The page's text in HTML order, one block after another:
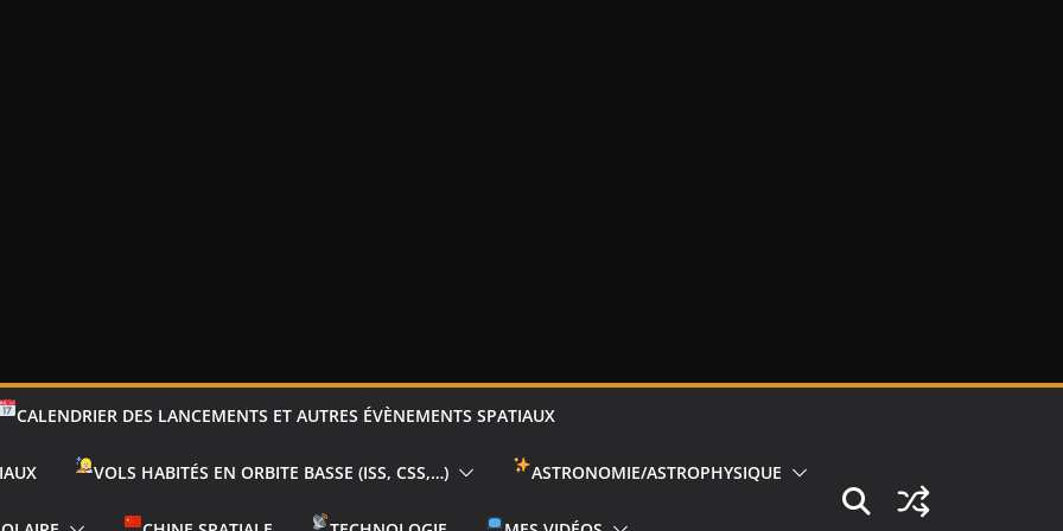
CALENDRIER DES LANCEMENTS ET AUTRES ÉVÈNEMENTS SPATIAUX
VOLS HABITÉS EN ORBITE BASSE (ISS, CSS,…) ASTRONOMIE/ASTROPHYSIQUE